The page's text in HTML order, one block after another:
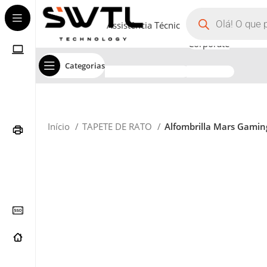
Categorias
Assistência Técnica
Corporate
Início TAPETE DE RATO Alfombrilla Mars